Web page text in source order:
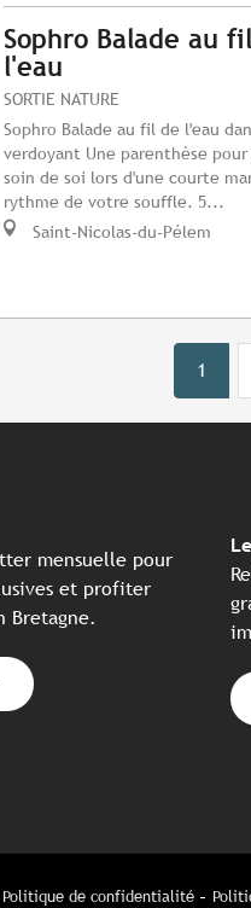
Sophro Balade au
l'eau
SORTIE NATURE
Sophro Balade au fil de l'eau
verdoyant Une parenthèse
soin de soi lors d'une courte
rythme de votre souffle. 5...
Saint-Nicolas-du-Pélem
1
mensuelle pour
et profiter
Bretagne.
Politique de confidentialité